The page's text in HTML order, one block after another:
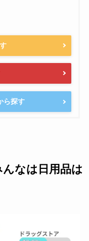
ら探す
んなは日用品は